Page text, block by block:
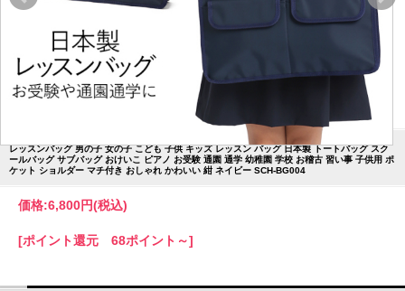
レッスンバッグ 男の子 女の子 こども 子供 キッズ レッスン バッグ 日本製 トートバッグ スク
ールバッグ サブバッグ おけいこ ピアノ お受験 通園 通学 幼稚園 学校 お稽古 習い事 子供用 ポ
ケット ショルダー マチ付き おしゃれ かわいい 紺 ネイビー SCH-BG004
価格:6,800円(税込)
[ポイント還元 68ポイント～]